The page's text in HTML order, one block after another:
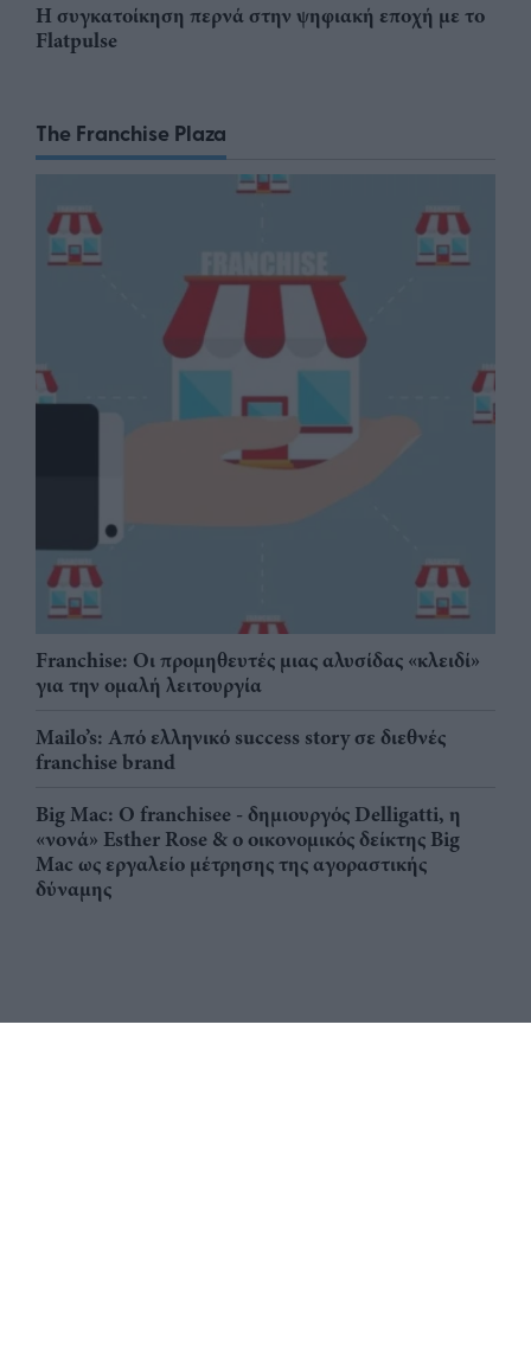
Η συγκατοίκηση περνά στην ψηφιακή εποχή με το
Flatpulse
The Franchise Plaza
Franchise: Οι προμηθευτές μιας αλυσίδας «κλειδί»
για την ομαλή λειτουργία
Mailo’s: Από ελληνικό success story σε διεθνές
franchise brand
Big Mac: Ο franchisee - δημιουργός Delligatti, η
«νονά» Esther Rose & ο οικονομικός δείκτης Big
Mac ως εργαλείο μέτρησης της αγοραστικής
δύναμης